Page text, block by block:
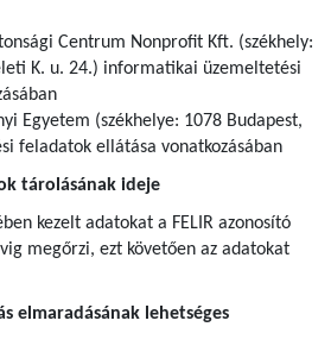
Centrum Nonprofit Kft. (székhely:
K. u. 24.) informatikai üzemeltetési
Egyetem (székhelye: 1078 Budapest,
feladatok ellátása vonatkozásában
tárolásának ideje
kezelt adatokat a FELIR azonosító
megőrzi, ezt követően az adatokat
elmaradásának lehetséges